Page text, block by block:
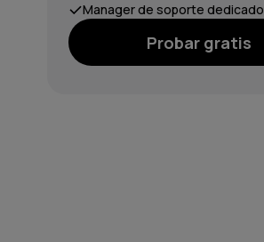
Manager de soporte dedicado
Probar gratis